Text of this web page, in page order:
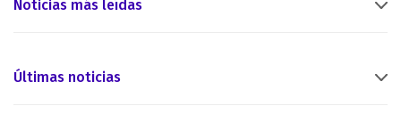
Noticias más leídas
Últimas noticias